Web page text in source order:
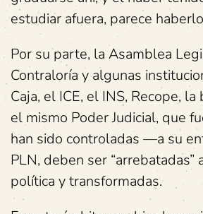
estudiar afuera, parece
Por su parte, la Asamblea
Contraloría y algunas
Caja, el ICE, el INS, Recope,
el mismo Poder Judicial, que
han sido controladas —a su
PLN, deben ser “arrebatadas”
política y transformadas.